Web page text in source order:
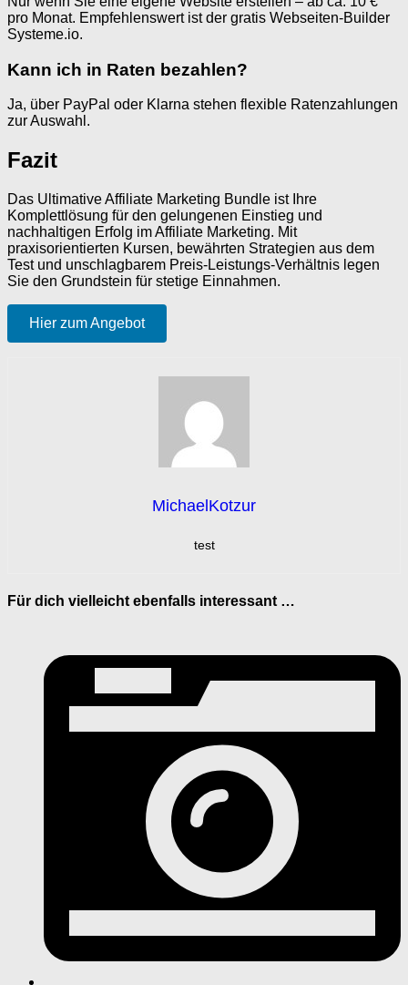
pro Monat. Empfehlenswert ist der gratis Webseiten-Builder
Systeme.io.
Kann ich in Raten bezahlen?
Ja, über PayPal oder Klarna stehen flexible Ratenzahlungen
zur Auswahl.
Fazit
Das Ultimative Affiliate Marketing Bundle ist Ihre
Komplettlösung für den gelungenen Einstieg und
nachhaltigen Erfolg im Affiliate Marketing. Mit
praxisorientierten Kursen, bewährten Strategien aus dem
Test und unschlagbarem Preis-Leistungs-Verhältnis legen
Sie den Grundstein für stetige Einnahmen.
Hier zum Angebot
MichaelKotzur
test
Für dich vielleicht ebenfalls interessant …